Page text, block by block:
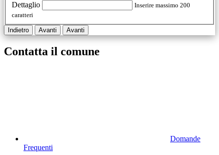
Dettaglio
Inserire massimo 200
caratteri
Indietro Avanti Avanti
Contatta il comune
Domande
Frequenti